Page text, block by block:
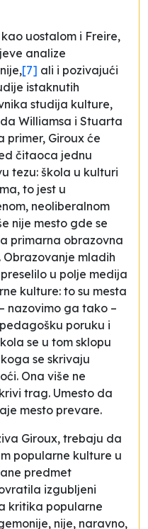
uostalom i Freire,
analize
[7] ali i pozivajući
istaknutih
studija kulture,
Williamsa i Stuarta
primer, Giroux će
čitaoca jednu
tezu: škola u kulturi
to jest u
neoliberalnom
nije mesto gde se
primarna obrazovna
Obrazovanje mladih
u polje medija
kulture: to su mesta
nazovimo ga tako –
poruku i
se u tom sklopu
se skrivaju
Ona više ne
trag. Umesto da
mesto prevare.
Giroux, trebaju da
popularne kulture u
predmet
izgubljeni
kritika popularne
nije, naravno,